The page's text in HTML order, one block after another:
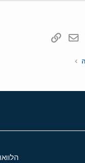
WhatsAppדואר אלקטרוני